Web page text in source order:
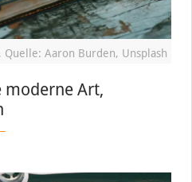
Aaron Burden, Unsplash
moderne Art,